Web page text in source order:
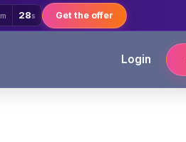
m 28s Get the offer
Login